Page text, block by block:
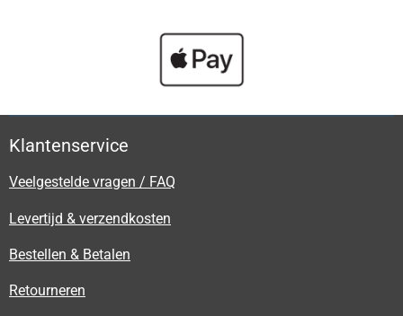
Klantenservice
Veelgestelde vragen / FAQ
Levertijd & verzendkosten
Bestellen & Betalen
Retourneren